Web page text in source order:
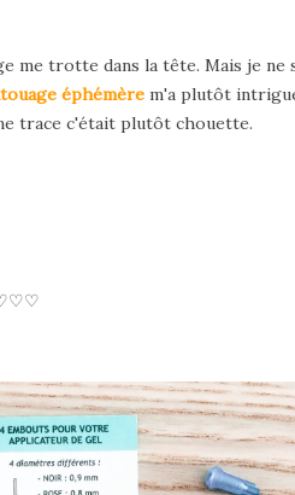
me trotte dans la tête. Mais je
éphémère m'a plutôt
trace c'était plutôt chouette.